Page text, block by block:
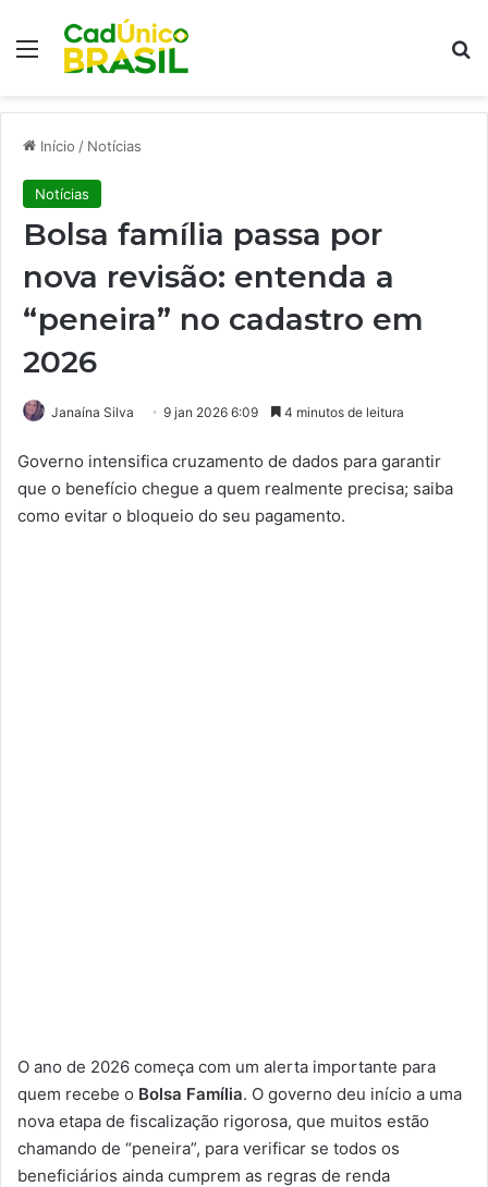
Menu
Início / Notícias
Notícias
Bolsa família passa por
nova revisão: entenda a
“peneira” no cadastro em
2026
Janaína Silva 9 jan 2026 6:09 4 minutos de leitura
Governo intensifica cruzamento de dados para garantir
que o benefício chegue a quem realmente precisa; saiba
como evitar o bloqueio do seu pagamento.
O ano de 2026 começa com um alerta importante para
quem recebe o Bolsa Família. O governo deu início a uma
nova etapa de fiscalização rigorosa, que muitos estão
chamando de “peneira”, para verificar se todos os
beneficiários ainda cumprem as regras de renda